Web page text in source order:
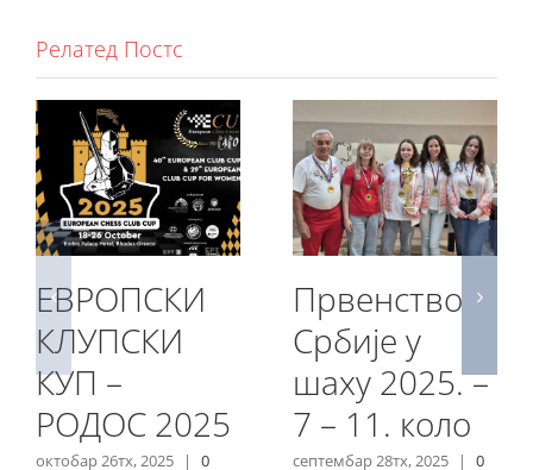
Релатед Постс
ЕВРОПСКИ
КЛУПСКИ
КУП –
РОДОС 2025
октобар 26тх, 2025 |
0
Првенство
Србије у
шаху 2025. –
7 – 11. коло
септембар 28тх, 2025 |
0